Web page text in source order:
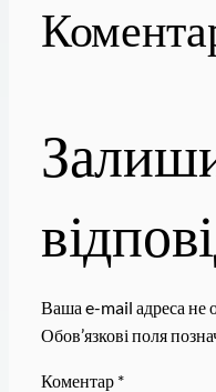
Ваша e-mail адреса не
Обов’язкові поля
Коментар *